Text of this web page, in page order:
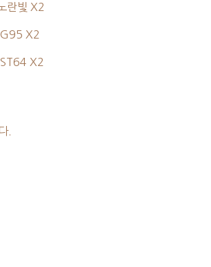
란빛 X2
G95 X2
ST64 X2
.